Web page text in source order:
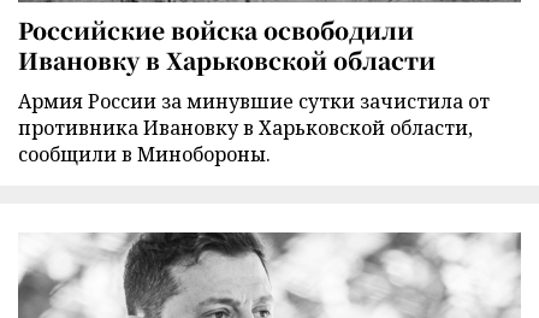
Российские войска освободили
Ивановку в Харьковской области
Армия России за минувшие сутки зачистила от
противника Ивановку в Харьковской области,
сообщили в Минобороны.